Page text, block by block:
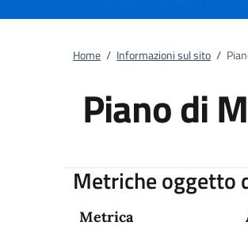
Home / Informazioni sul sito /
Piano di
Metriche oggetto
Metrica